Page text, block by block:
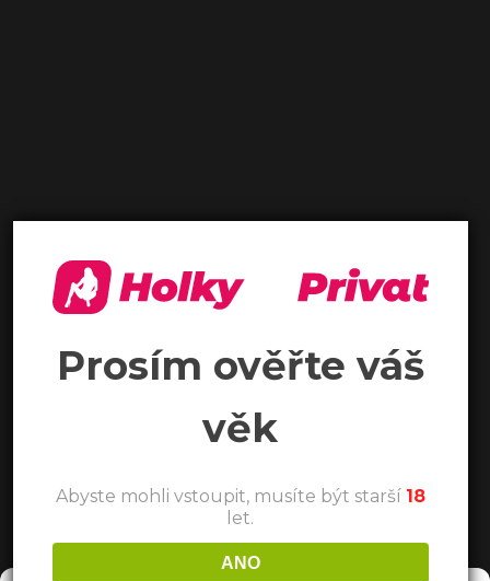
Prosím ověřte váš
věk
Abyste mohli vstoupit, musíte být starší 18
let.
ANO